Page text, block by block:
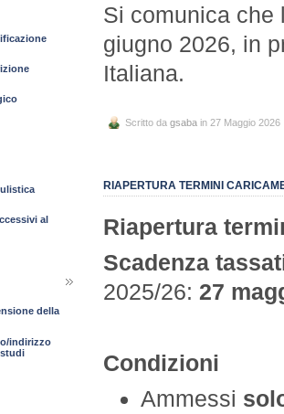
Si comunica che
giugno 2026, in
Italiana.
Scritto da gsaba in 27 Maggio 2026
RIAPERTURA TERMINI
Scadenza
2025/26: 27
Condizioni
Ammessi
al
della
indirizzo